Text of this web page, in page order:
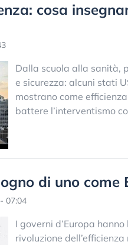
cosa
Dalla scuola alla sanità,
e sicurezza: alcuni stati
mostrano come
battere l’interventismo
di uno come
07:04
I governi d’Europa
rivoluzione